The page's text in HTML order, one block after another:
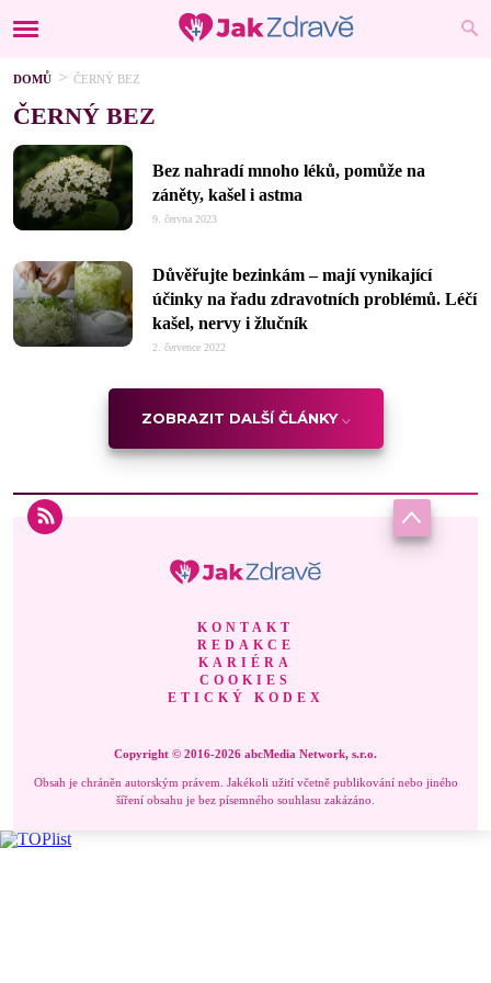
DOMŮ ČERNÝ BEZ
ČERNÝ BEZ
Bez nahradí mnoho léků, pomůže na
záněty, kašel i astma
9. června 2023
Důvěřujte bezinkám – mají vynikající
účinky na řadu zdravotních problémů. Léčí
kašel, nervy i žlučník
2. července 2022
ZOBRAZIT DALŠÍ ČLÁNKY
KONTAKT
REDAKCE
KARIÉRA
COOKIES
ETICKÝ KODEX
Copyright © 2016-2026 abcMedia Network, s.r.o.
Obsah je chráněn autorským právem. Jakékoli užití včetně publikování nebo jiného
šíření obsahu je bez písemného souhlasu zakázáno.